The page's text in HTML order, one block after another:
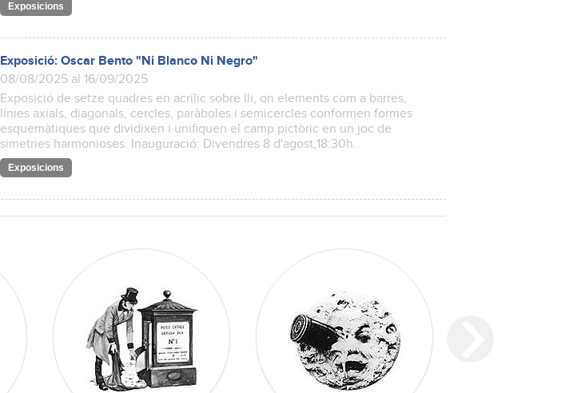
Exposicions
Exposició: Oscar Bento "Ni Blanco Ni Negro"
08/08/2025 al 16/09/2025
Exposició de setze quadres en acrílic sobre lli, on elements com a barres,
línies axials, diagonals, cercles, paràboles i semicercles conformen formes
esquemàtiques que dividixen i unifiquen el camp pictòric en un joc de
simetries harmonioses. Inauguració: Divendres 8 d'agost,18:30h.
Exposicions